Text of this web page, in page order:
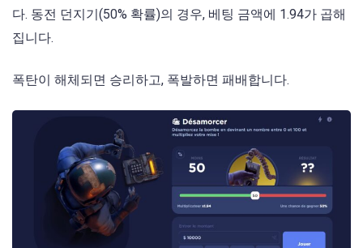
다. 동전 던지기(50% 확률)의 경우, 베팅 금액에 1.94가 곱해
집니다.
폭탄이 해체되면 승리하고, 폭발하면 패배합니다.